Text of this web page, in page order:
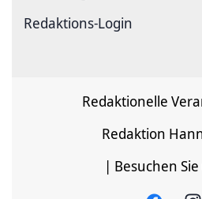
Redaktions-Login
Redaktionelle
Redaktion
| Besuchen